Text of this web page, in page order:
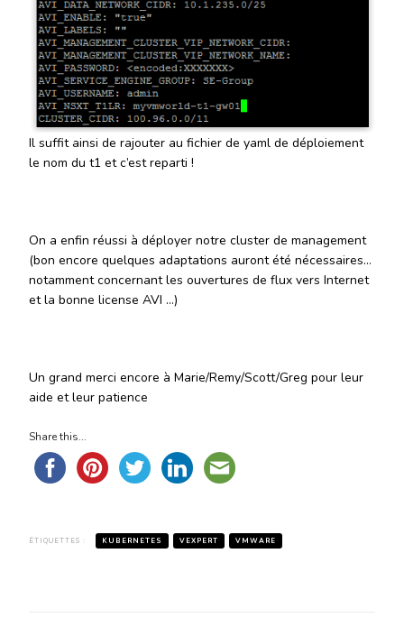
Il suffit ainsi de rajouter au fichier de yaml de déploiement
le nom du t1 et c’est reparti !
On a enfin réussi à déployer notre cluster de management
(bon encore quelques adaptations auront été nécessaires…
notamment concernant les ouvertures de flux vers Internet
et la bonne license AVI …)
Un grand merci encore à Marie/Remy/Scott/Greg pour leur
aide et leur patience
Share this...
ÉTIQUETTES : KUBERNETES VEXPERT VMWARE